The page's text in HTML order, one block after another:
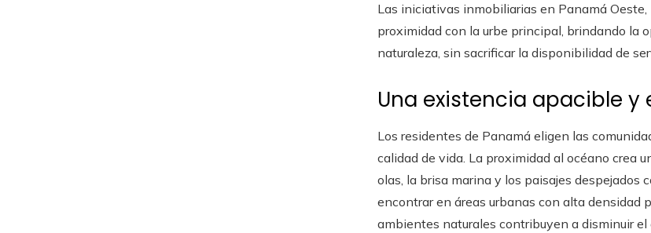
Las iniciativas inmobiliarias en Panamá
proximidad con la urbe principal, brindando la
naturaleza, sin sacrificar la disponibilidad de
Una existencia apacible
Los residentes de Panamá eligen las
calidad de vida. La proximidad al océano crea
olas, la brisa marina y los paisajes despejados
encontrar en áreas urbanas con alta
ambientes naturales contribuyen a disminuir